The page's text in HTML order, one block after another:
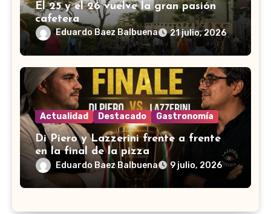
El 25 y el 26 vuelve la gran pasión
cafetera
Eduardo Baez Balbuena 21 julio, 2026
Actualidad Destacado Gastronomía
Di Piero y Lazzerini frente a frente
en la final de la pizza
Eduardo Baez Balbuena 9 julio, 2026